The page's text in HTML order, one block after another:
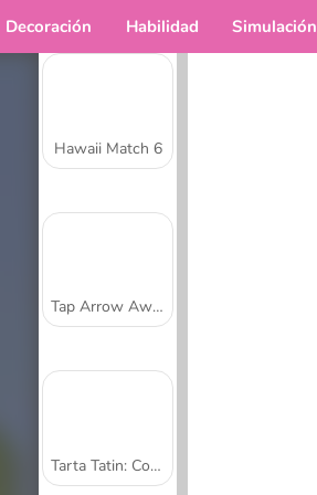
Decoración Habilidad Simulación
Hawaii Match 6
Tap Arrow Away
Tarta Tatin: Cocina con Sara